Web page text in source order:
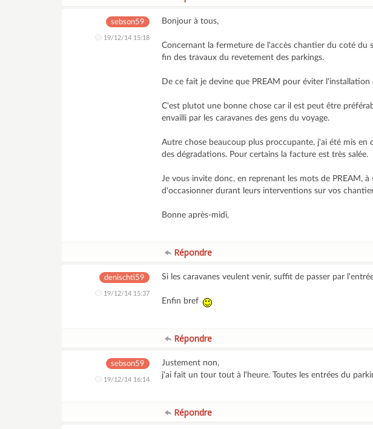
sebson59
19/12/14 15:18
Bonjour à tous,
Concernant la fermeture de l'accès chantier du coté du
fin des travaux du revetement des parkings.
De ce fait je devine que PREAM pour éviter
C'est plutot une bonne chose car il est peut être
envailli par les caravanes des gens du voyage.
Autre chose beaucoup plus proccupante, j'ai été mis en
des dégradations. Pour certains la facture est très salée.
Je vous invite donc, en reprenant les mots de PREAM,
d'occasionner durant leurs interventions sur vos
Bonne après-midi,
Répondre
denischti59
19/12/14 15:37
Si les caravanes veulent venir, suffit de passer par
Enfin bref
Répondre
sebson59
19/12/14 16:14
Justement non,
j'ai fait un tour tout à l'heure. Toutes les entrées du
Répondre